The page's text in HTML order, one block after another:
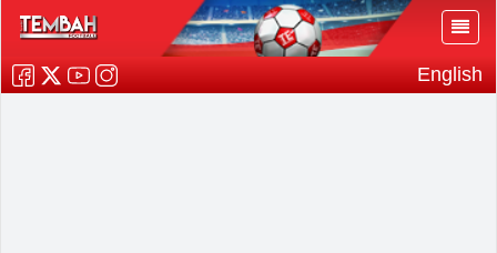
English